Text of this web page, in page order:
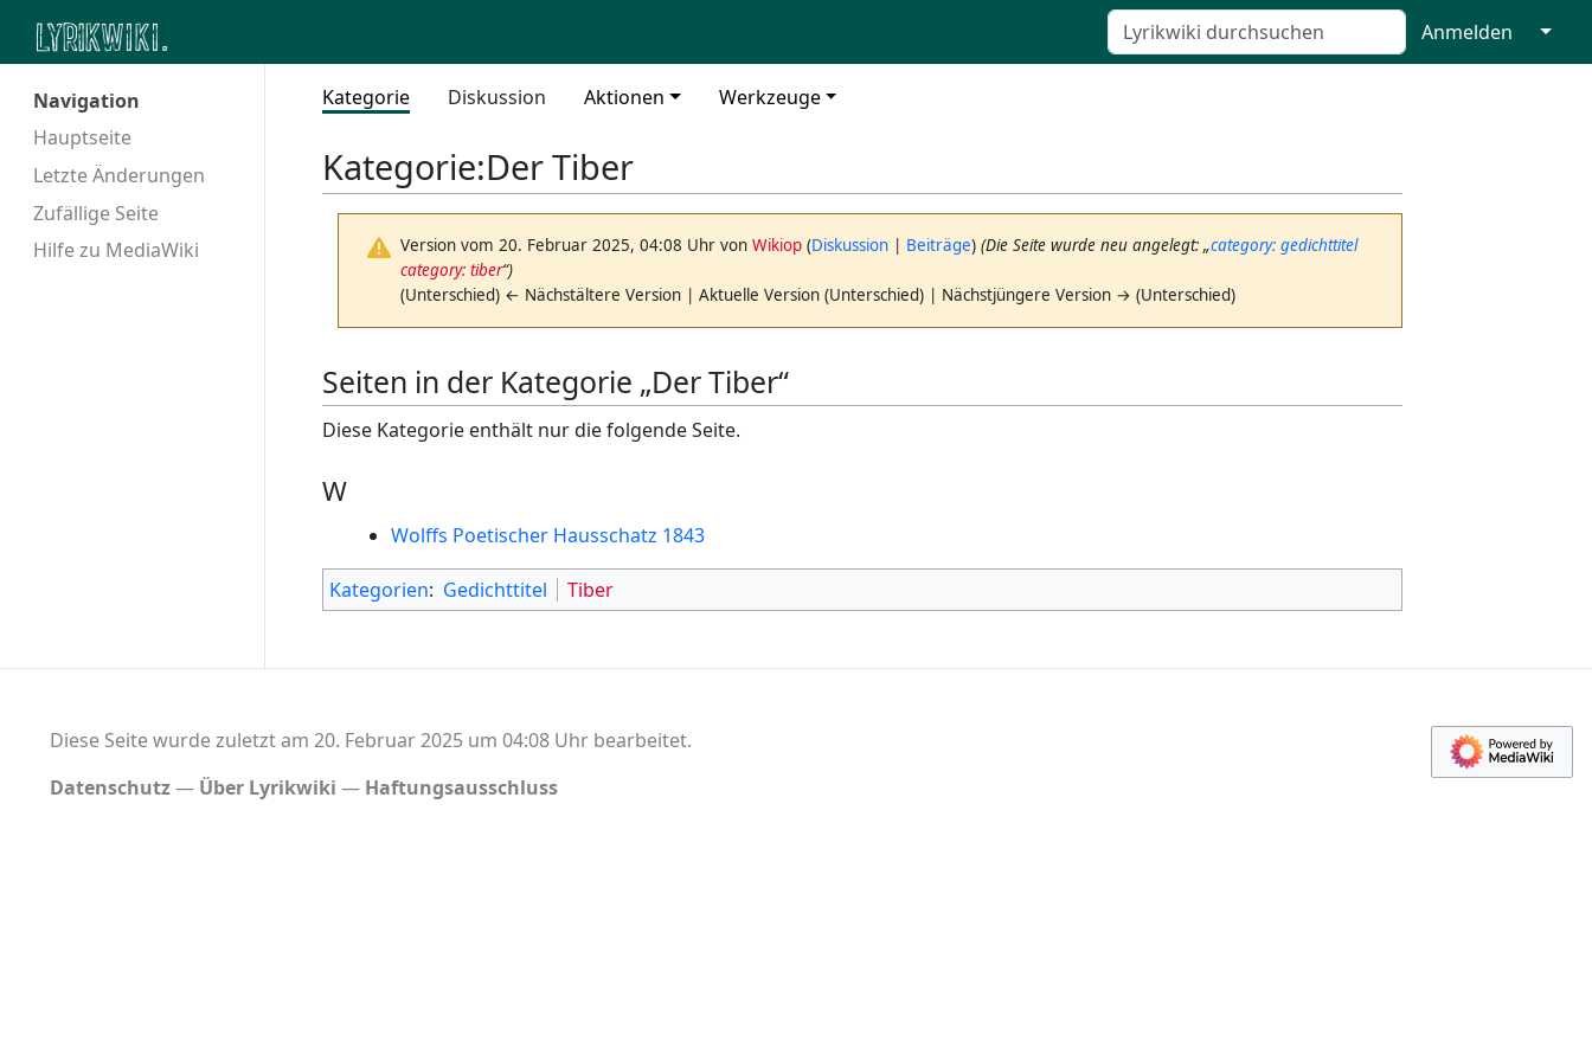
Anmelden ↓
Navigation
Hauptseite
Letzte Änderungen
Zufällige Seite
Hilfe zu MediaWiki
Kategorie Diskussion Aktionen Werkzeuge
Kategorie:Der Tiber
Version vom 20. Februar 2025, 04:08 Uhr vonWikiop (Diskussion | Beiträge) (Die Seite wurde neu angelegt: „category: gedichttitel
category: tiber“)
(Unterschied) ← Nächstältere Version | Aktuelle Version (Unterschied) | Nächstjüngere Version → (Unterschied)
Seiten in der Kategorie „Der Tiber“
Diese Kategorie enthält nur die folgende Seite.
W
Wolffs Poetischer Hausschatz 1843
Kategorien: Gedichttitel Tiber
Diese Seite wurde zuletzt am 20. Februar 2025 um 04:08 Uhr bearbeitet.
Datenschutz
Über Lyrikwiki Haftungsausschluss